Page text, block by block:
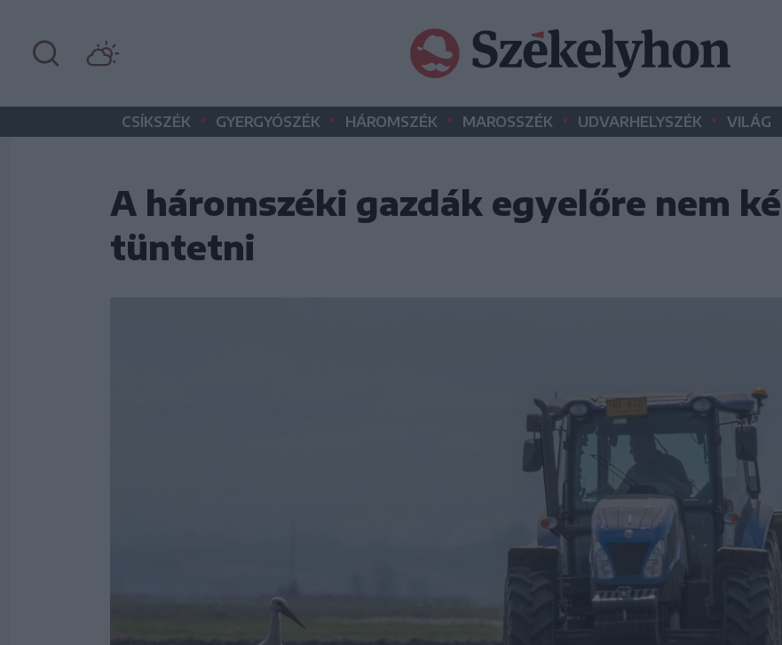
CSÍKSZÉK • GYERGYÓSZÉK • HÁROMSZÉK • MAROSSZÉK • UDVARHELYSZÉK • VILÁG
A háromszéki gazdák egyelőre nem
tüntetni